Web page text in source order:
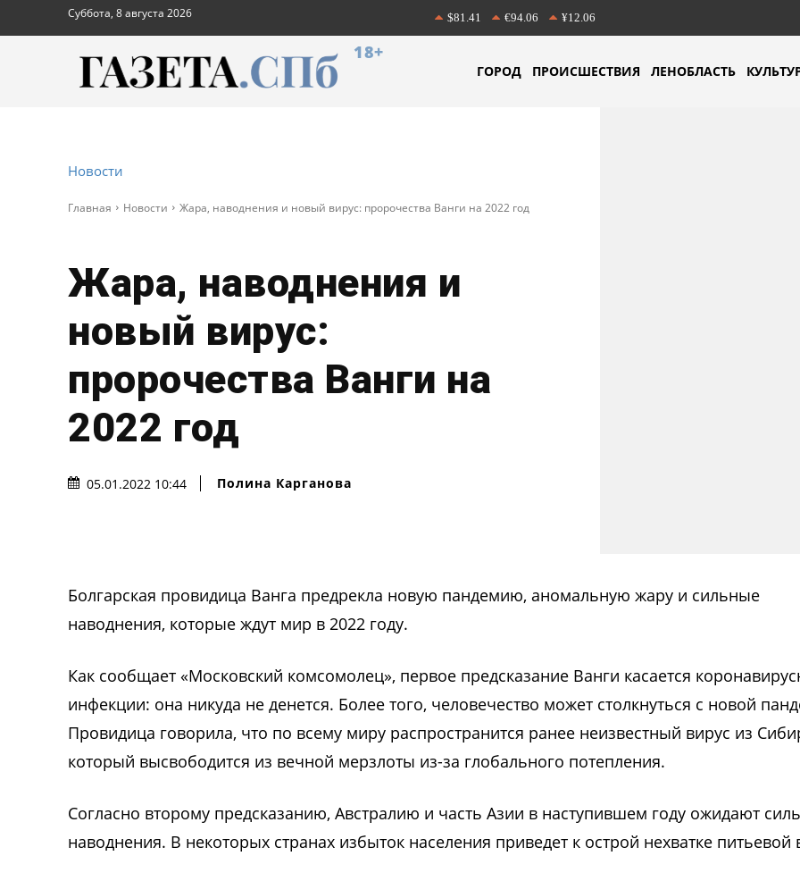
Суббота, 8 августа 2026 $81.41 €94.06 ¥12.06
18+
ГОРОД ПРОИСШЕСТВИЯ ЛЕНОБЛАСТЬ
Новости
Главная Новости Жара, наводнения и новый вирус: пророчества Ванги на 2022 год
Жара, наводнения и
новый вирус:
пророчества Ванги на
2022 год
05.01.2022 10:44 Полина Карганова
Болгарская провидица Ванга предрекла новую пандемию, аномальную жару и сильные
наводнения, которые ждут мир в 2022 году.
Как сообщает «Московский комсомолец», первое предсказание Ванги касается
инфекции: она никуда не денется. Более того, человечество может столкнуться с новой
Провидица говорила, что по всему миру распространится ранее неизвестный вирус из
который высвободится из вечной мерзлоты из-за глобального потепления.
Согласно второму предсказанию, Австралию и часть Азии в наступившем году ожидают
наводнения. В некоторых странах избыток населения приведет к острой нехватке питьевой